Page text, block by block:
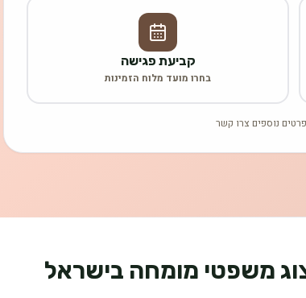
קביעת פגישה
בחרו מועד מלוח הזמינות
נוספים צרו קשר
משפטי מומחה בישראל